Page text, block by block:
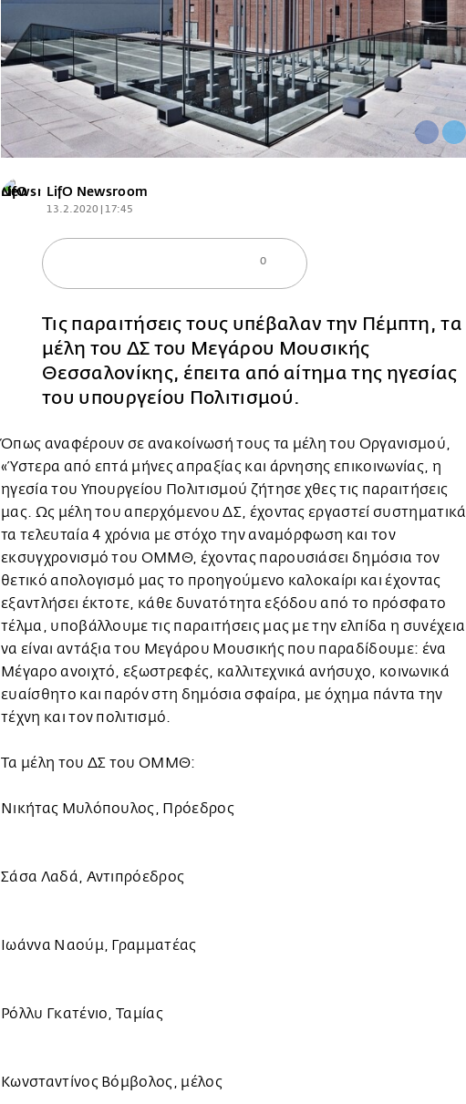
LifO Newsroom
13.2.2020 | 17:45
0
Τις παραιτήσεις τους υπέβαλαν την Πέμπτη, τα
μέλη του ΔΣ του Μεγάρου Μουσικής
Θεσσαλονίκης, έπειτα από αίτημα της ηγεσίας
του υπουργείου Πολιτισμού.
Όπως αναφέρουν σε ανακοίνωσή τους τα μέλη του Οργανισμού,
«Ύστερα από επτά μήνες απραξίας και άρνησης επικοινωνίας, η
ηγεσία του Υπουργείου Πολιτισμού ζήτησε χθες τις παραιτήσεις
μας. Ως μέλη του απερχόμενου ΔΣ, έχοντας εργαστεί συστηματικά
τα τελευταία 4 χρόνια με στόχο την αναμόρφωση και τον
εκσυγχρονισμό του ΟΜΜΘ, έχοντας παρουσιάσει δημόσια τον
θετικό απολογισμό μας το προηγούμενο καλοκαίρι και έχοντας
εξαντλήσει έκτοτε, κάθε δυνατότητα εξόδου από το πρόσφατο
τέλμα, υποβάλλουμε τις παραιτήσεις μας με την ελπίδα η συνέχεια
να είναι αντάξια του Μεγάρου Μουσικής που παραδίδουμε: ένα
Μέγαρο ανοιχτό, εξωστρεφές, καλλιτεχνικά ανήσυχο, κοινωνικά
ευαίσθητο και παρόν στη δημόσια σφαίρα, με όχημα πάντα την
τέχνη και τον πολιτισμό.
Τα μέλη του ΔΣ του ΟΜΜΘ:
Νικήτας Μυλόπουλος, Πρόεδρος
Σάσα Λαδά, Αντιπρόεδρος
Ιωάννα Ναούμ, Γραμματέας
Ρόλλυ Γκατένιο, Ταμίας
Κωνσταντίνος Βόμβολος, μέλος